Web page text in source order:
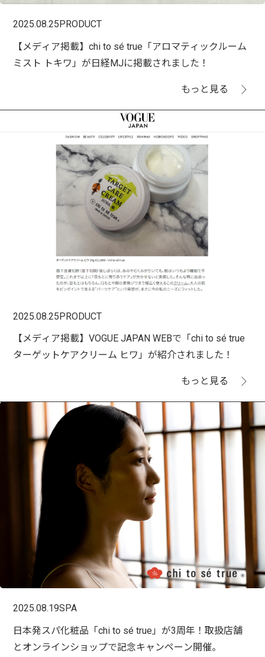
2025.08.25 PRODUCT
【メディア掲載】chi to sé true「アロマティックルーム
ミスト トキワ」が日経MJに掲載されました！
もっと見る
2025.08.25PRODUCT
【メディア掲載】VOGUE JAPAN WEBで「chi to sé true
ターゲットケアクリーム ヒワ」が紹介されました！
もっと見る
2025.08.19SPA
日本発スパ化粧品「chi to sé true」が3周年！取扱店舗
とオンラインショップで記念キャンペーン開催。